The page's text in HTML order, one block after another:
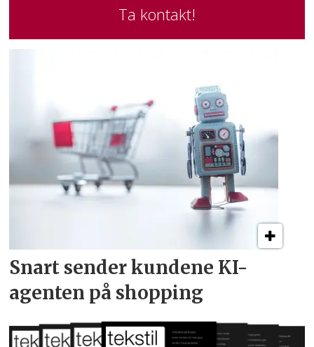
Ta kontakt!
Snart sender kundene KI-
agenten på shopping